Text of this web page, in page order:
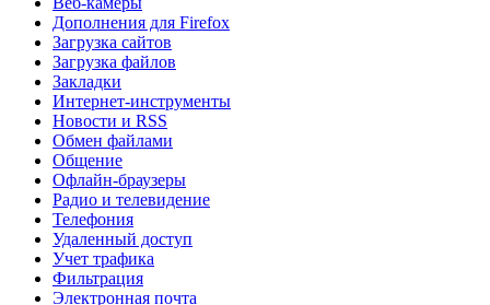
Дополнения для Firefox
Загрузка сайтов
Загрузка файлов
Закладки
Интернет-инструменты
Новости и RSS
Обмен файлами
Общение
Офлайн-браузеры
Радио и телевидение
Телефония
Удаленный доступ
Учет трафика
Фильтрация
Электронная почта